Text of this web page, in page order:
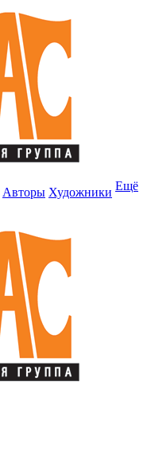
Авторы Художники Ещё